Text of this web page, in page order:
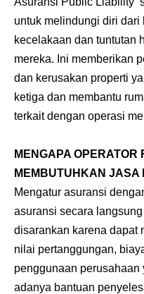
untuk melindungi diri
kecelakaan dan tuntutan
mereka. Ini memberikan
dan kerusakan properti
ketiga dan membantu
terkait dengan operasi
MENGAPA OPERATOR
MEMBUTUHKAN
Mengatur asuransi
asuransi secara
disarankan karena dapat
nilai pertanggungan,
penggunaan perusahaan
adanya bantuan